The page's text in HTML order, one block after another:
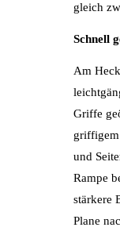
gleich
Schnell
Am
Griffe
und
Rampe
stärkere
Plane